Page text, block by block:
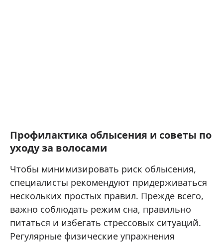
Профилактика облысения и советы по
уходу за волосами
Чтобы минимизировать риск облысения,
специалисты рекомендуют придерживаться
нескольких простых правил. Прежде всего,
важно соблюдать режим сна, правильно
питаться и избегать стрессовых ситуаций.
Регулярные физические упражнения